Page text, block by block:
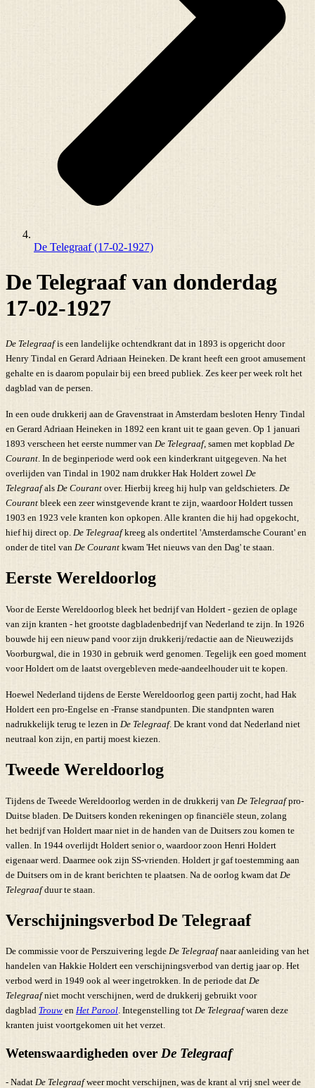
De Telegraaf (17-02-1927)
De Telegraaf van donderdag
17-02-1927
De Telegraafis een landelijke ochtendkrant dat in 1893 is opgericht door
Henry Tindal en Gerard Adriaan Heineken. De krant heeft een groot amusement
gehalte en is daarom populair bij een breed publiek. Zes keer per week rolt het
dagblad van de persen.
In een oude drukkerij aan de Gravenstraat in Amsterdam besloten Henry Tindal
en Gerard Adriaan Heineken in 1892 een krant uit te gaan geven. Op 1 januari
1893 verscheen het eerste nummer van De Telegraaf, samen met kopblad De
Courant . In de beginperiode werd ook een kinderkrant uitgegeven. Na het
overlijden van Tindal in 1902 nam drukker Hak Holdert zowel De
Telegraafals De Courant over. Hierbij kreeg hij hulp van geldschieters. De
Courant bleek een zeer winstgevende krant te zijn, waardoor Holdert tussen
1903 en 1923 vele kranten kon opkopen. Alle kranten die hij had opgekocht,
hief hij direct op. De Telegraafkreeg als ondertitel 'Amsterdamsche Courant' en
onder de titel van De Courant kwam 'Het nieuws van den Dag' te staan.
Eerste Wereldoorlog
Voor de Eerste Wereldoorlog bleek het bedrijf van Holdert - gezien de oplage
van zijn kranten - het grootste dagbladenbedrijf van Nederland te zijn. In 1926
bouwde hij een nieuw pand voor zijn drukkerij/redactie aan de Nieuwezijds
Voorburgwal, die in 1930 in gebruik werd genomen. Tegelijk een goed moment
voor Holdert om de laatst overgebleven mede-aandeelhouder uit te kopen.
Hoewel Nederland tijdens de Eerste Wereldoorlog geen partij zocht, had Hak
Holdert een pro-Engelse en -Franse standpunten. Die standpnten waren
nadrukkelijk terug te lezen in De Telegraaf. De krant vond dat Nederland niet
neutraal kon zijn, en partij moest kiezen.
Tweede Wereldoorlog
Tijdens de Tweede Wereldoorlog werden in de drukkerij van De Telegraafpro-
Duitse bladen. De Duitsers konden rekeningen op financiële steun, zolang
het bedrijf van Holdert maar niet in de handen van de Duitsers zou komen te
vallen. In 1944 overlijdt Holdert senior o, waardoor zoon Henri Holdert
eigenaar werd. Daarmee ook zijn SS-vrienden. Holdert jr gaf toestemming aan
de Duitsers om in de krant berichten te plaatsen. Na de oorlog kwam dat De
Telegraafduur te staan.
Verschijningsverbod De Telegraaf
De commissie voor de Perszuivering legde De Telegraafnaar aanleiding van het
handelen van Hakkie Holdert een verschijningsverbod van dertig jaar op. Het
verbod werd in 1949 ook al weer ingetrokken. In de periode dat De
Telegraafniet mocht verschijnen, werd de drukkerij gebruikt voor
dagblad Trouw en Het Parool. Integenstelling tot De Telegraafwaren deze
kranten juist voortgekomen uit het verzet.
Wetenswaardigheden over De Telegraaf
- Nadat De Telegraafweer mocht verschijnen, was de krant al vrij snel weer de